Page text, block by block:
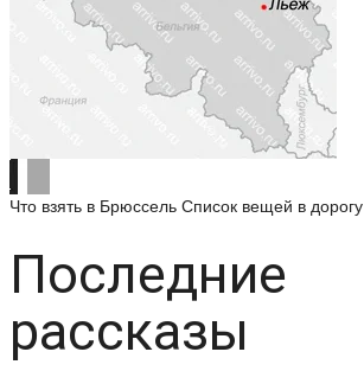
Что взять в Брюссель Список вещей в дорогу
Последние
рассказы